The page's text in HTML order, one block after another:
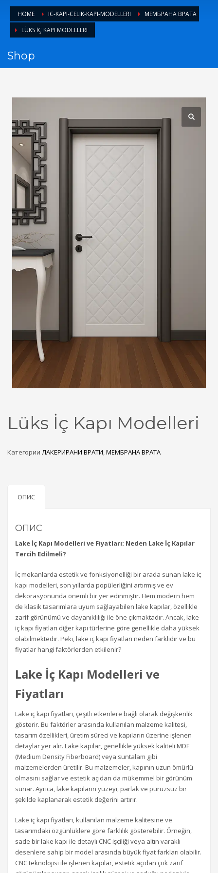
1 Login or create new account.
2 Review your order.
3 Payment &FREEshipment
If you still have problems, please let us know, by sending an
email to support@website.com . Thank you!
Sat - 9:00AM-5:00PM
Sundays by appointment only!
HOME IC-KAPI-CELIK-KAPI-MODELLERI
МЕМБРАНА ВРАТА
LÜKS İÇ KAPI MODELLERI
Shop
Lüks İç Kapı Modelleri
Категории ЛАКЕРИРАНИ ВРАТИ,МЕМБРАНА ВРАТА
ОПИС
ОПИС
Lake İç Kapı Modelleri ve Fiyatları: Neden Lake İç Kapılar
Tercih Edilmeli?
İç mekanlarda estetik ve fonksiyonelliği bir arada sunan lake iç
kapı modelleri, son yıllarda popülerliğini artırmış ve ev
dekorasyonunda önemli bir yer edinmiştir. Hem modern hem
de klasik tasarımlara uyum sağlayabilen lake kapılar, özellikle
zarif görünümü ve dayanıklılığı ile öne çıkmaktadır. Ancak, lake
iç kapı fiyatları diğer kapı türlerine göre genellikle daha yüksek
olabilmektedir. Peki, lake iç kapı fiyatları neden farklıdır ve bu
fiyatlar hangi faktörlerden etkilenir?
Lake İç Kapı Modelleri ve
Fiyatları
Lake iç kapı fiyatları, çeşitli etkenlere bağlı olarak değişkenlik
gösterir. Bu faktörler arasında kullanılan malzeme kalitesi,
tasarım özellikleri, üretim süreci ve kapıların üzerine işlenen
detaylar yer alır. Lake kapılar, genellikle yüksek kaliteli MDF
(Medium Density Fiberboard) veya suntalam gibi
malzemelerden üretilir. Bu malzemeler, kapının uzun ömürlü
olmasını sağlar ve estetik açıdan da mükemmel bir görünüm
sunar. Ayrıca, lake kapıların yüzeyi, parlak ve pürüzsüz bir
şekilde kaplanarak estetik değerini artırır.
Lake iç kapı fiyatları, kullanılan malzeme kalitesine ve
tasarımdaki özgünlüklere göre farklılık gösterebilir. Örneğin,
sade bir lake kapı ile detaylı CNC işçiliği veya altın varaklı
desenlere sahip bir model arasında büyük fiyat farkları olabilir.
CNC teknolojisi ile işlenen kapılar, estetik açıdan çok zarif